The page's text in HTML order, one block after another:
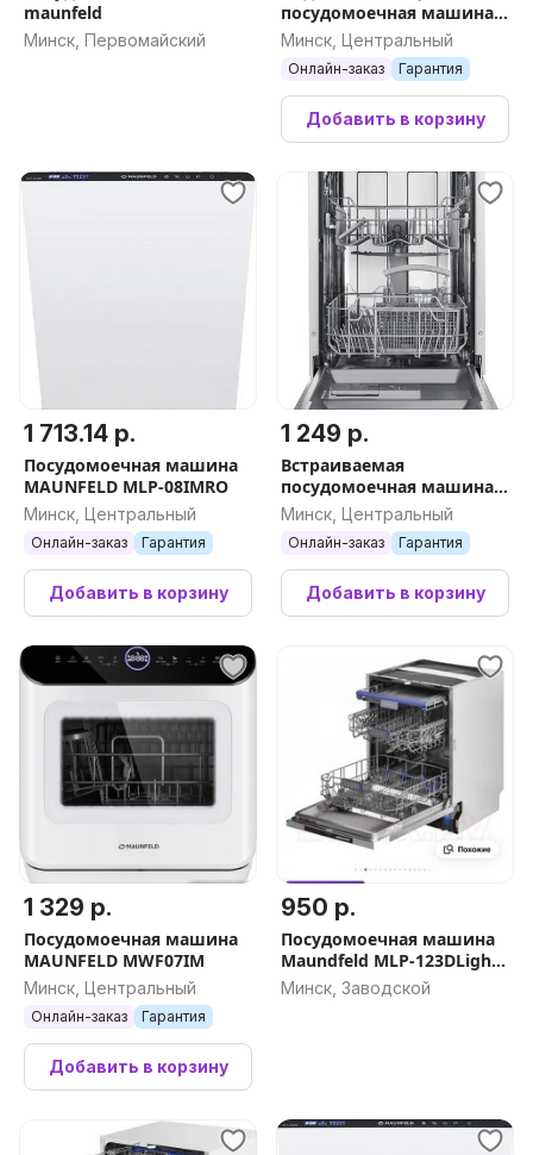
maunfeld
Минск, Первомайский
посудомоечная машина
MAUNFELD MWF08S
Минск, Центральный
Онлайн-заказ Гарантия
Добавить в корзину
1 713.14 р.
Посудомоечная машина
MAUNFELD MLP-08IMRO
Минск, Центральный
Онлайн-заказ Гарантия
Добавить в корзину
1 249 р.
Встраиваемая
посудомоечная машина
MAUNFELD MLP4249G02
Light Beam
Минск, Центральный
Онлайн-заказ Гарантия
Добавить в корзину
1 329 р.
Посудомоечная машина
MAUNFELD MWF07IM
Минск, Центральный
Онлайн-заказ Гарантия
Добавить в корзину
950 р.
Посудомоечная машина
Maundfeld MLP-123DLight
Beam
Минск, Заводской